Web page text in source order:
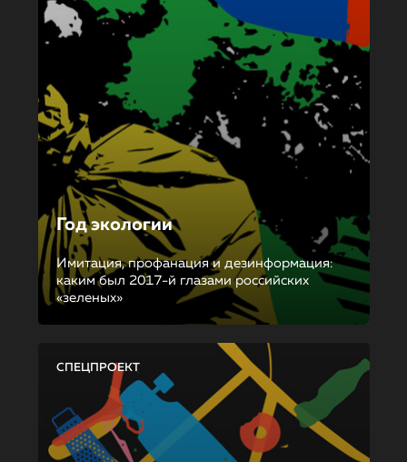
Год экологии
Имитация, профанация и дезинформация:
каким был 2017-й глазами российских
«зеленых»
СПЕЦПРОЕКТ